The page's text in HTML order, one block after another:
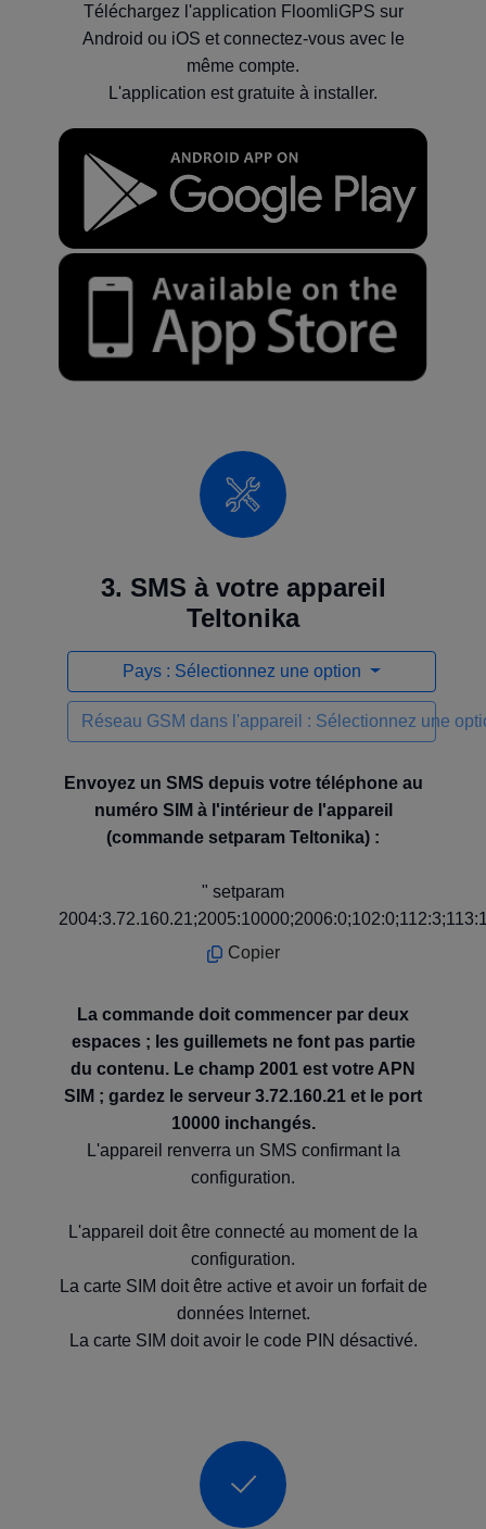
Téléchargez l'application FloomliGPS sur
Android ou iOS et connectez-vous avec le
même compte.
L'application est gratuite à installer.
3. SMS à votre appareil
Teltonika
Pays : Sélectionnez une option
Réseau GSM dans l'appareil : Sélectionnez une
Envoyez un SMS depuis votre téléphone au
numéro SIM à l'intérieur de l'appareil
(commande setparam Teltonika) :
" setparam
Copier
La commande doit commencer par deux
espaces ; les guillemets ne font pas partie
du contenu. Le champ 2001 est votre APN
SIM ; gardez le serveur 3.72.160.21 et le port
10000 inchangés.
L'appareil renverra un SMS confirmant la
configuration.
L'appareil doit être connecté au moment de la
configuration.
La carte SIM doit être active et avoir un forfait de
données Internet.
La carte SIM doit avoir le code PIN désactivé.